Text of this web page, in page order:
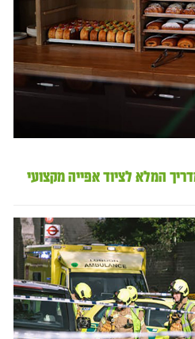
המלא לציוד אפייה מקצועי